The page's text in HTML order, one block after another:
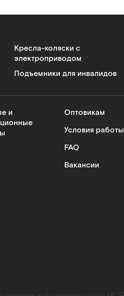
Кресла-коляски с
электроприводом
Подъемники для инвалидов
и
Оптовикам
Условия работы
FAQ
Вакансии